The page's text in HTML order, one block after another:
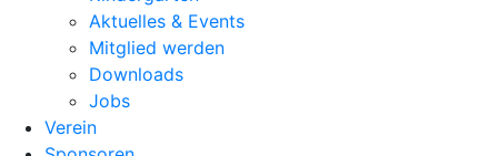
Aktuelles & Events
Mitglied werden
Downloads
Jobs
Verein